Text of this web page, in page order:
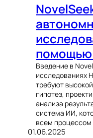
Введение в
исследованиях
требуют
гипотез,
анализа
система ИИ,
всем процессом
01.06.2025